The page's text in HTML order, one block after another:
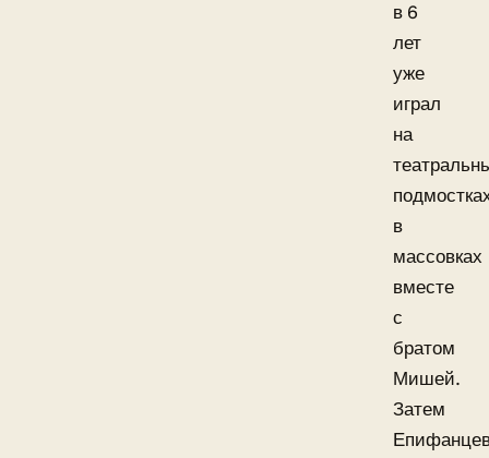
в 6
лет
уже
играл
на
в
массовках
вместе
с
братом
Мишей.
Затем